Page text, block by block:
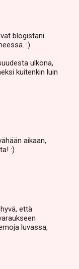
blogistani
:)
ulkona,
kuitenkin luin
aikaan,
:)
että
luvassa,